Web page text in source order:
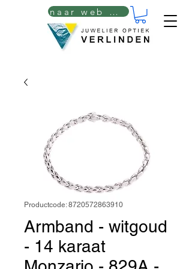
naar web winkel
Productcode: 8720572863910
Armband - witgoud
- 14 karaat